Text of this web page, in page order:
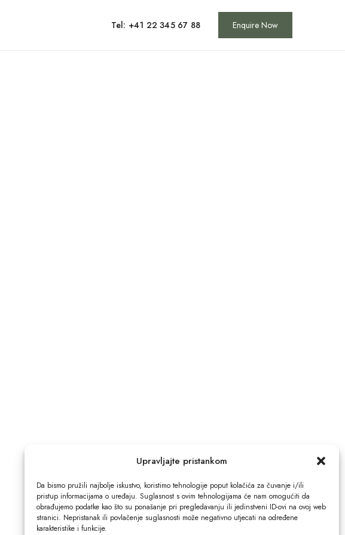
Upravljajte pristankom
Da bismo pružili najbolje iskustvo, koristimo tehnologije poput kolačića za čuvanje i/ili
pristup informacijama o uređaju. Suglasnost s ovim tehnologijama će nam omogućiti da
obrađujemo podatke kao što su ponašanje pri pregledavanju ili jedinstveni ID-ovi na ovoj web
stranici. Nepristanak ili povlačenje suglasnosti može negativno utjecati na određene
karakteristike i funkcije.
Tel: +41 22 345 67 88 Enquire Now